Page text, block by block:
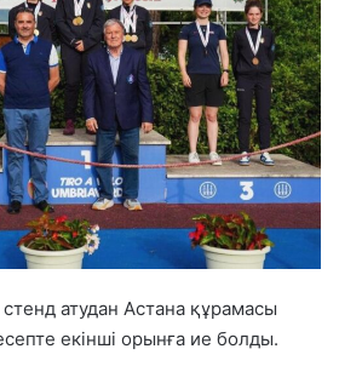
атудан Астана құрамасы
екінші орынға ие болды.